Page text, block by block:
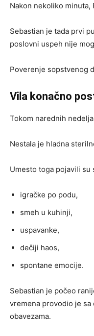
Nakon nekoliko minuta,
Sebastian je tada prvi
poslovni uspeh nije
Poverenje sopstvenog
Vila konačno
Tokom narednih
Nestala je hladna
Umesto toga pojavili su
igračke po podu,
smeh u kuhinji,
uspavanke,
dečiji haos,
spontane emocije.
Sebastian je počeo
vremena provodio je sa
obavezama.